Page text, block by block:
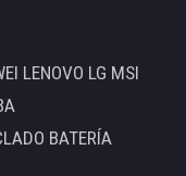
LENOVO LG MSI
BATERÍA